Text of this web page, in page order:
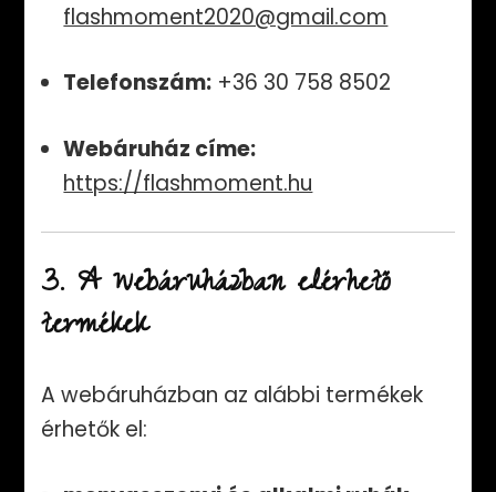
flashmoment2020@gmail.com
Telefonszám: +36 30 758 8502
Webáruház címe:
https://flashmoment.hu
3. A webáruházban elérhető
termékek
A webáruházban az alábbi termékek
érhetők el: